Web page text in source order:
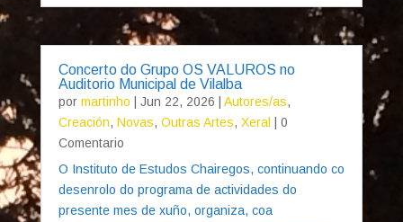
Concerto do Grupo OS VALUROS no
Auditorio Municipal de Vilalba
por martinho Jun 22, 2026 Autores/as,
Creación, Novas, Outras Artes, Xeral
| 0
Comentario
O Instituto de Estudos Chairegos, continuando co
desenrolo do programa de actividades do
presente mes de xuño, organiza, coa